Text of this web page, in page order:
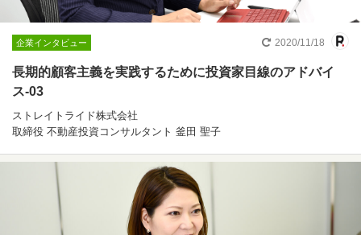
企業インタビュー 2020/11/18
長期的顧客主義を実践するために投資家目線のアドバイ
ス-03
ストレイトライド株式会社
取締役 不動産投資コンサルタント 釜田 聖子